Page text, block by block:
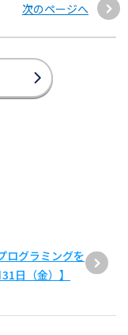
次のページへ
ログラミングを
日（金）】